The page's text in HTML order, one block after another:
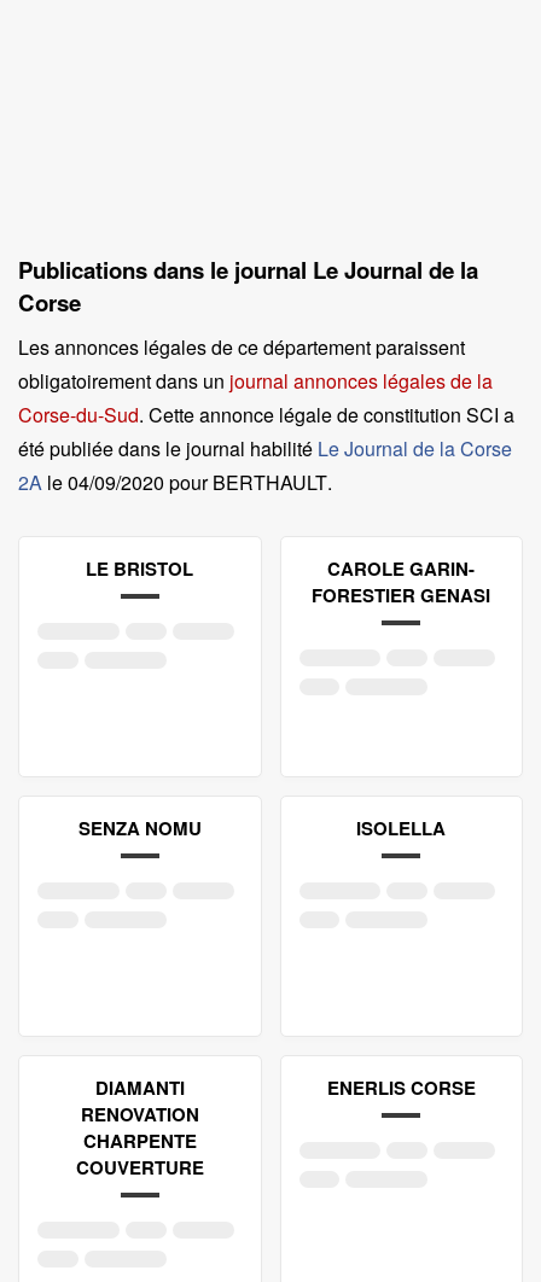
Publications dans le journal Le Journal de la
Corse
Les annonces légales de ce département paraissent
obligatoirement dans un journal annonces légales de la
Corse-du-Sud. Cette annonce légale de constitution SCI a
été publiée dans le journal habilité Le Journal de la Corse
2A le04/09/2020 pour BERTHAULT.
LE BRISTOL
CAROLE GARIN-
FORESTIER GENASI
SENZA NOMU ISOLELLA
DIAMANTI
RENOVATION
CHARPENTE
COUVERTURE
ENERLIS CORSE